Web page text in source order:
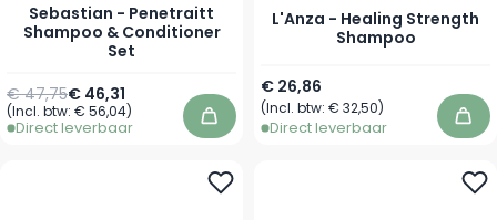
Sebastian - Penetraitt
Shampoo & Conditioner
Set
€ 46,31
€ 47,75
(Incl. btw: € 56,04)
Direct leverbaar In winkelwagen
L'Anza - Healing Strength
Shampoo
Vanaf
€ 26,86
(Incl. btw: € 32,50)
Direct leverbaar In